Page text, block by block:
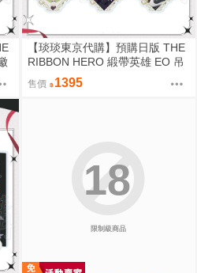
【琰琰東京代購】預購日版 THE
RIBBON HERO 緞帶英雄 EO 吊
飾組 藍寶石 帕茵 天鵝絨 吉露可
售價 1395
限制級商品
18